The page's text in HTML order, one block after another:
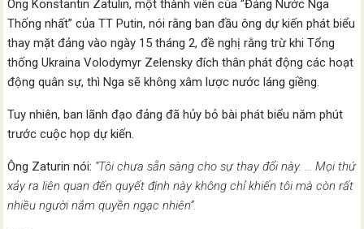
Ông Konstantin Zatulin, một thành viên của “Đảng Nước Nga
Thống nhất” của TT Putin, nói rằng ban đầu ông dự kiến ​​​​phát biểu
thay mặt đảng vào ngày 15 tháng 2, đề nghị rằng trừ khi Tổng
thống Ukraina Volodymyr Zelensky đích thân phát động các hoạt
động quân sự, thì Nga sẽ không xâm lược nước láng giềng.
Tuy nhiên, ban lãnh đạo đảng đã hủy bỏ bài phát biểu năm phút
trước cuộc họp dự kiến.
Ông Zaturin nói: “Tôi chưa sẵn sàng cho sự thay đổi này. … Mọi thứ
xảy ra liên quan đến quyết định này không chỉ khiến tôi mà còn rất
nhiều người nắm quyền ngạc nhiên”.